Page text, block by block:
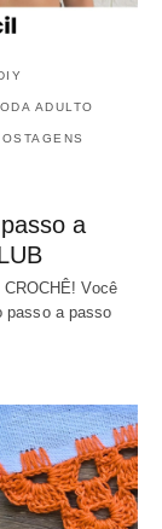
ADULTO
a
Você
passo a passo